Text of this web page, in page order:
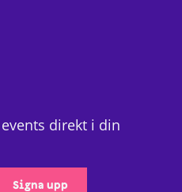
direkt i din
Signa upp